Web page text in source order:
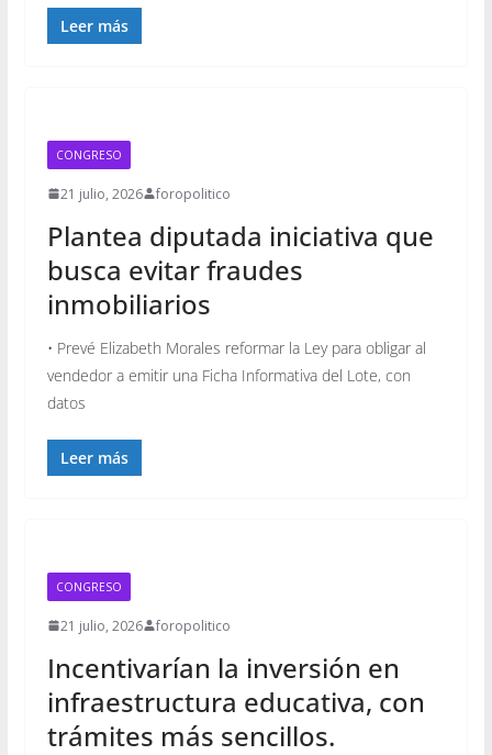
Leer más
CONGRESO
21 julio, 2026 foropolitico
Plantea diputada iniciativa que
busca evitar fraudes
inmobiliarios
• Prevé Elizabeth Morales reformar la Ley para obligar al
vendedor a emitir una Ficha Informativa del Lote, con
datos
Leer más
CONGRESO
21 julio, 2026 foropolitico
Incentivarían la inversión en
infraestructura educativa, con
trámites más sencillos.